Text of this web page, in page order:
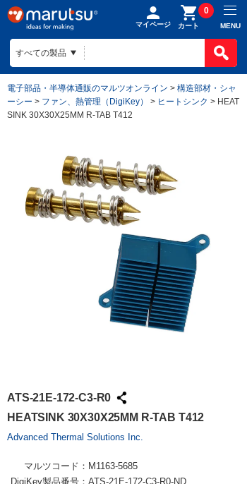
マイページ カート
0
MENU
電子部品・半導体通販のマルツオンライン > 構造部材・シャ
ーシー > ファン、熱管理（DigiKey） > ヒートシンク > HEAT
SINK 30X30X25MM R-TAB T412
ATS-21E-172-C3-R0
HEATSINK 30X30X25MM R-TAB T412
Advanced Thermal Solutions Inc.
マルツコード： M1163-5685
DigiKey製品番号： ATS-21E-172-C3-R0-ND